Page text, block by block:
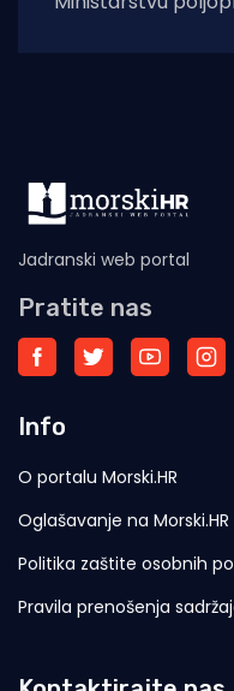
Jadranski web portal
Pratite nas
Info
O portalu Morski.HR
Oglašavanje na Morski.HR
Politika zaštite osobnih
Pravila prenošenja